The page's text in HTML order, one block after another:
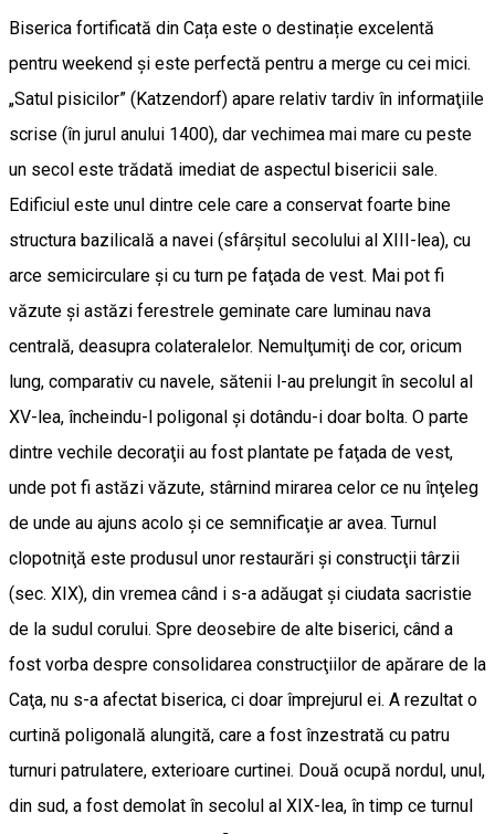
Biserica fortificată din Cața este o destinație excelentă
pentru weekend și este perfectă pentru a merge cu cei mici.
„Satul pisicilor” (Katzendorf) apare relativ tardiv în informaţiile
scrise (în jurul anului 1400), dar vechimea mai mare cu peste
un secol este trădată imediat de aspectul bisericii sale.
Edificiul este unul dintre cele care a conservat foarte bine
structura bazilicală a navei (sfârşitul secolului al XIII-lea), cu
arce semicirculare şi cu turn pe faţada de vest. Mai pot fi
văzute şi astăzi ferestrele geminate care luminau nava
centrală, deasupra colateralelor. Nemulţumiţi de cor, oricum
lung, comparativ cu navele, sătenii l-au prelungit în secolul al
XV-lea, încheindu-l poligonal şi dotându-i doar bolta. O parte
dintre vechile decoraţii au fost plantate pe faţada de vest,
unde pot fi astăzi văzute, stârnind mirarea celor ce nu înţeleg
de unde au ajuns acolo şi ce semnificaţie ar avea. Turnul
clopotniţă este produsul unor restaurări şi construcţii târzii
(sec. XIX), din vremea când i s-a adăugat şi ciudata sacristie
de la sudul corului. Spre deosebire de alte biserici, când a
fost vorba despre consolidarea construcţiilor de apărare de la
Caţa, nu s-a afectat biserica, ci doar împrejurul ei. A rezultat o
curtină poligonală alungită, care a fost înzestrată cu patru
turnuri patrulatere, exterioare curtinei. Două ocupă nordul, unul,
din sud, a fost demolat în secolul al XIX-lea, în timp ce turnul